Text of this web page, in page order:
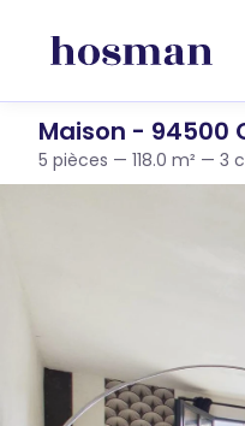
Maison - 94500
5 pièces — 118.0 m² — 3